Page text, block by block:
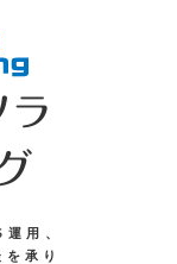
用、
承り